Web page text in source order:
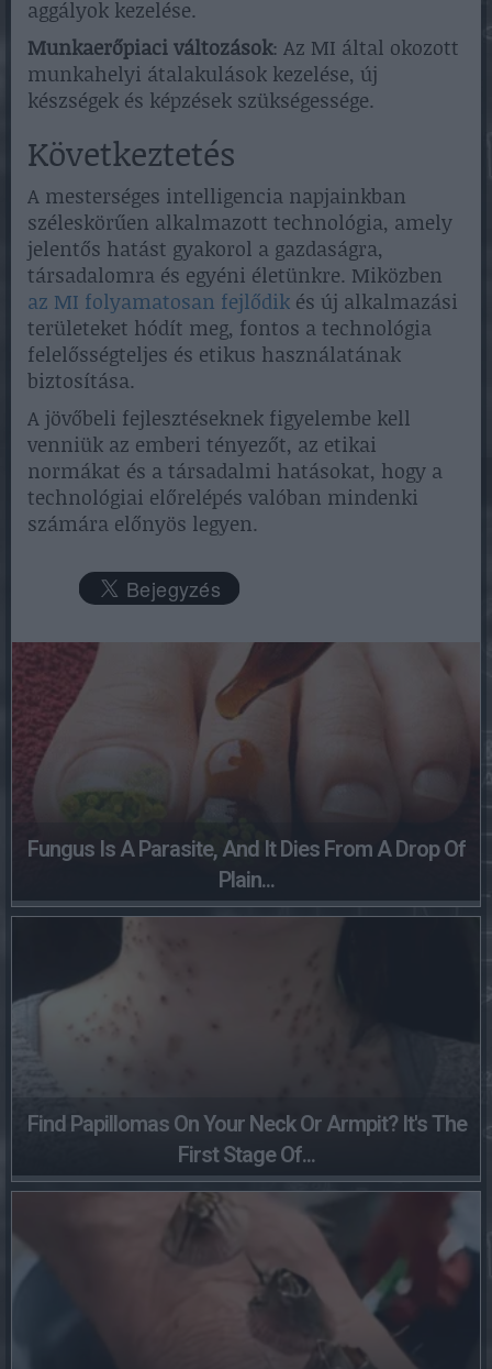
aggályok kezelése.
Munkaerőpiaci változások: Az MI által okozott
munkahelyi átalakulások kezelése, új
készségek és képzések szükségessége.
Következtetés
A mesterséges intelligencia napjainkban
széleskörűen alkalmazott technológia, amely
jelentős hatást gyakorol a gazdaságra,
társadalomra és egyéni életünkre. Miközben
az MI folyamatosan fejlődik és új alkalmazási
területeket hódít meg, fontos a technológia
felelősségteljes és etikus használatának
biztosítása.
A jövőbeli fejlesztéseknek figyelembe kell
venniük az emberi tényezőt, az etikai
normákat és a társadalmi hatásokat, hogy a
technológiai előrelépés valóban mindenki
számára előnyös legyen.
Fungus Is A Parasite, And It Dies From A Drop Of
Plain...
Find Papillomas On Your Neck Or Armpit? It's The
First Stage Of...